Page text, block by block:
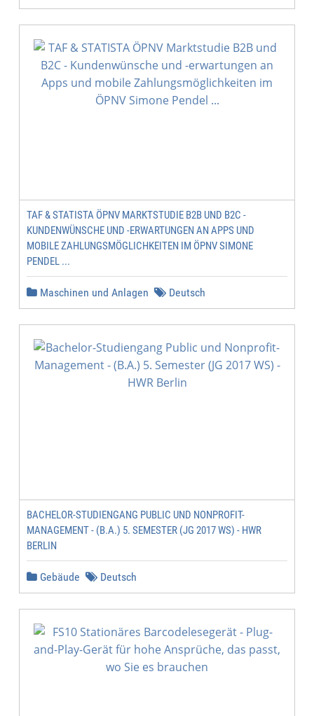
TAF & STATISTA ÖPNV MARKTSTUDIE B2B UND B2C -
KUNDENWÜNSCHE UND -ERWARTUNGEN AN APPS UND
MOBILE ZAHLUNGSMÖGLICHKEITEN IM ÖPNV SIMONE
PENDEL ...
Maschinen und Anlagen Deutsch
BACHELOR-STUDIENGANG PUBLIC UND NONPROFIT-
MANAGEMENT - (B.A.) 5. SEMESTER (JG 2017 WS) - HWR
BERLIN
Gebäude Deutsch